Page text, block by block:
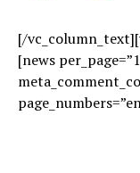
[/
[news